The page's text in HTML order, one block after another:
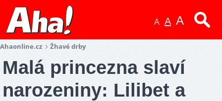
A A A
Ahaonline.cz Žhavé drby
Malá princezna slaví
narozeniny: Lilibet a